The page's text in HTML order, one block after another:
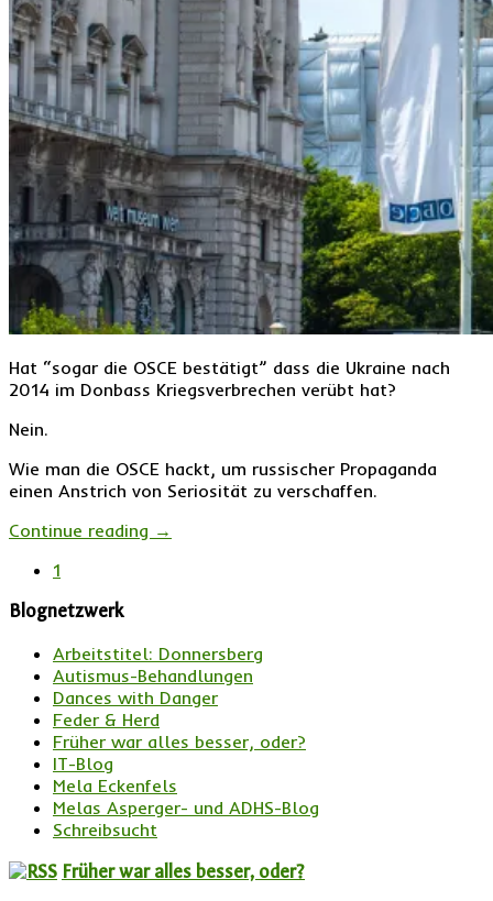
Hat “sogar die OSCE bestätigt” dass die Ukraine nach
2014 im Donbass Kriegsverbrechen verübt hat?
Nein.
Wie man die OSCE hackt, um russischer Propaganda
einen Anstrich von Seriosität zu verschaffen.
Continue reading →
1
Blognetzwerk
Arbeitstitel: Donnersberg
Autismus-Behandlungen
Dances with Danger
Feder & Herd
Früher war alles besser, oder?
IT-Blog
Mela Eckenfels
Melas Asperger- und ADHS-Blog
Schreibsucht
Früher war alles besser, oder?